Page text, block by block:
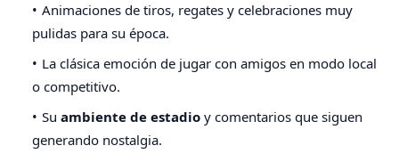
Animaciones de tiros, regates y celebraciones muy
pulidas para su época.
La clásica emoción de jugar con amigos en modo local
o competitivo.
Su ambiente de estadio y comentarios que siguen
generando nostalgia.